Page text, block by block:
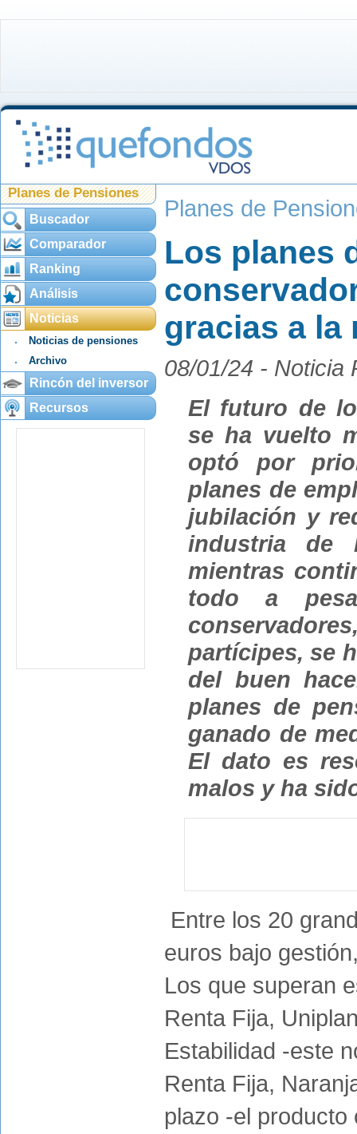
Planes de Pensiones
Buscador
Comparador
Ranking
Análisis
Noticias
Noticias de pensiones
Archivo
Rincón del inversor
Recursos
Planes de
Los planes
gracias a la
08/01/24 - Noticia
El futuro de
se ha vuelto
optó por
planes de
jubilación y
industria de
mientras
todo a
partícipes, se
del buen
planes de
ganado de
El dato es
malos y ha
Entre los 20
euros bajo
Los que superan
Renta Fija,
Estabilidad -este
Renta Fija,
plazo -el